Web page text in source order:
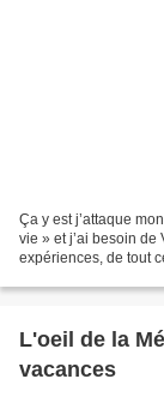
Ça y est j’attaque
vie » et j’ai besoin
expériences, de tout
L'oeil de la
vacances